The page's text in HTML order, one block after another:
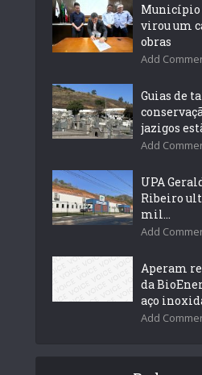
Município
virou um
obras
Add
Guias de
jazigos
Add
UPA
Ribeiro
mil...
Add
Aperam
da
aço
Add